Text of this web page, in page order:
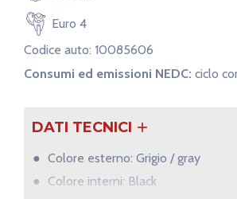
Euro 4
Codice auto: 10085606
Consumi ed emissioni NEDC: ciclo
DATI TECNICI
Colore esterno: Grigio / gray
Colore interni: Black